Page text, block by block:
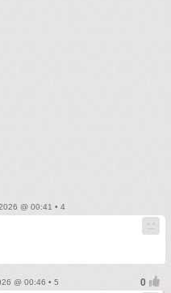
@ 00:41 • 4
@ 00:46 • 5